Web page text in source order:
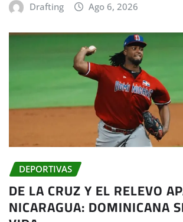
Drafting Ago 6, 2026
DEPORTIVAS
DE LA CRUZ Y EL RELEVO
NICARAGUA: DOMINICANA